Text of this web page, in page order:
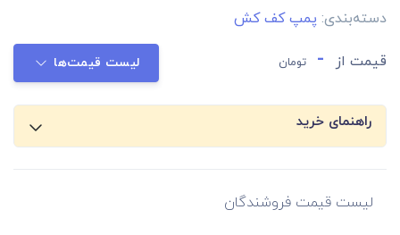
دسته‌بندی: پمپ کف کش
قیمت از - تومان لیست قیمت‌ها
راهنمای خرید
لیست قیمت فروشندگان